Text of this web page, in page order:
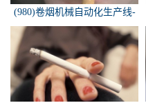
(980)卷烟机械自动化生产线-
中国烟草机械集团